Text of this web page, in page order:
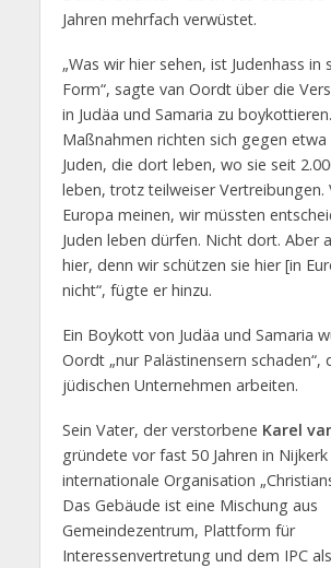
Jahren mehrfach verwüstet.
„Was wir hier sehen, ist Judenhass in
Form“, sagte van Oordt über die
in Judäa und Samaria zu
Maßnahmen richten sich gegen etwa
Juden, die dort leben, wo sie seit
leben, trotz teilweiser Vertreibungen.
Europa meinen, wir müssten
Juden leben dürfen. Nicht dort. Aber
hier, denn wir schützen sie hier [in
nicht“, fügte er hinzu.
Ein Boykott von Judäa und Samaria
Oordt „nur Palästinensern schaden“,
jüdischen Unternehmen arbeiten.
Sein Vater, der verstorbene Karel
gründete vor fast 50 Jahren in Nijkerk
internationale Organisation
Das Gebäude ist eine Mischung aus
Gemeindezentrum, Plattform für
Interessenvertretung und dem IPC